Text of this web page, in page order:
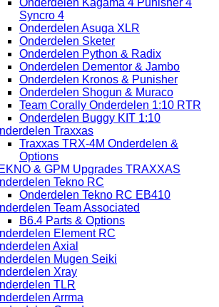
Onderdelen Kagama 4 Punisher 4
Syncro 4
Onderdelen Asuga XLR
Onderdelen Sketer
Onderdelen Python & Radix
Onderdelen Dementor & Jambo
Onderdelen Kronos & Punisher
Onderdelen Shogun & Muraco
Team Corally Onderdelen 1:10 RTR
Onderdelen Buggy KIT 1:10
Traxxas
Traxxas TRX-4M Onderdelen &
Options
& GPM Upgrades TRAXXAS
Tekno RC
Onderdelen Tekno RC EB410
Team Associated
B6.4 Parts & Options
Element RC
Axial
Mugen Seiki
Xray
TLR
Arrma